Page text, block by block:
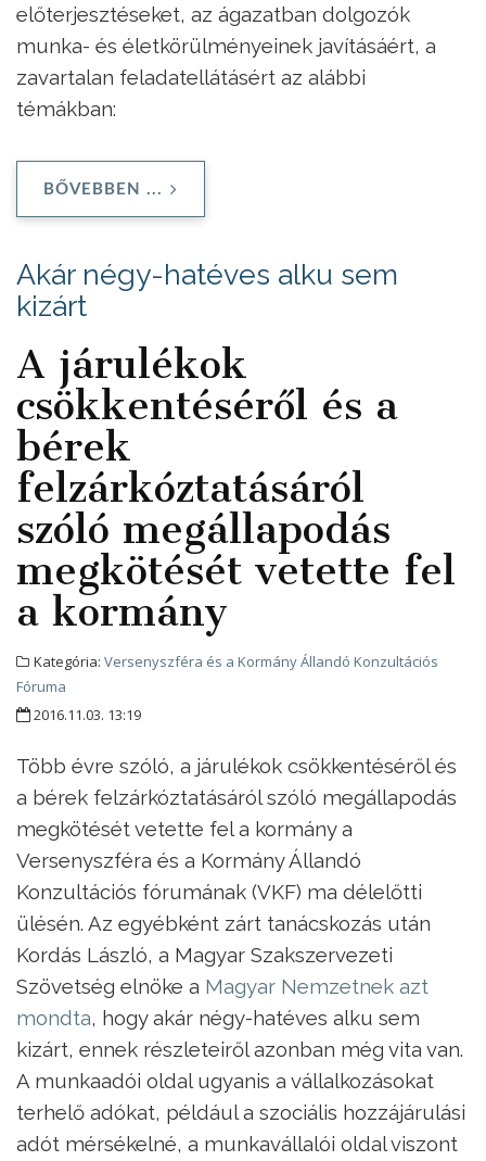
előterjesztéseket, az ágazatban dolgozók
munka- és életkörülményeinek javításáért, a
zavartalan feladatellátásért az alábbi
témákban:
BŐVEBBEN ...
Akár négy-hatéves alku sem
kizárt
A járulékok
csökkentéséről és a
bérek
felzárkóztatásáról
szóló megállapodás
megkötését vetette fel
a kormány
Kategória: Versenyszféra és a Kormány Állandó Konzultációs
Fóruma
2016.11.03. 13:19
Több évre szóló, a járulékok csökkentéséről és
a bérek felzárkóztatásáról szóló megállapodás
megkötését vetette fel a kormány a
Versenyszféra és a Kormány Állandó
Konzultációs fórumának (VKF) ma délelőtti
ülésén. Az egyébként zárt tanácskozás után
Kordás László, a Magyar Szakszervezeti
Szövetség elnöke a Magyar Nemzetnek azt
mondta, hogy akár négy-hatéves alku sem
kizárt, ennek részleteiről azonban még vita van.
A munkaadói oldal ugyanis a vállalkozásokat
terhelő adókat, például a szociális hozzájárulási
adót mérsékelné, a munkavállalói oldal viszont